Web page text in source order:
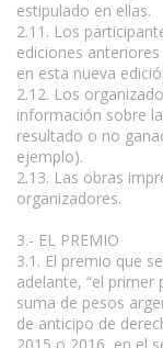
estipulado en ellas.
2.11. Los
ediciones
en esta nueva
2.12. Los
información sobre
resultado o no
ejemplo).
2.13. Las obras
organizadores.
3.- EL PREMIO
3.1. El premio que
adelante, “el primer
suma de pesos
de anticipo de
2015 o 2016, en el